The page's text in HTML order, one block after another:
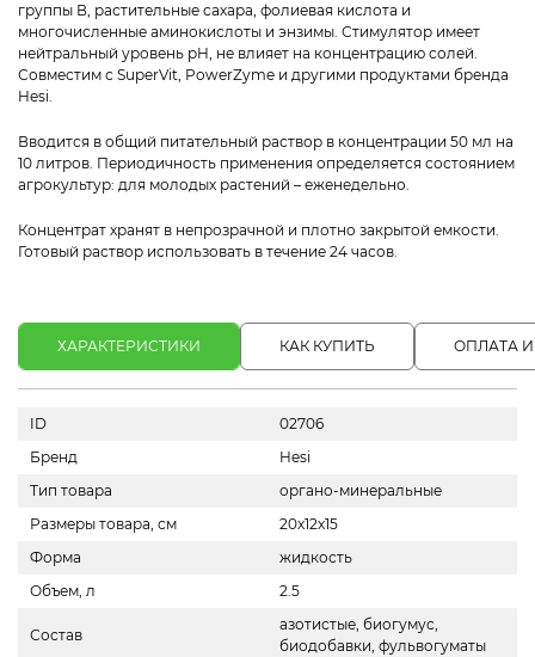
группы В, растительные сахара, фолиевая кислота и
многочисленные аминокислоты и энзимы. Стимулятор имеет
нейтральный уровень pH, не влияет на концентрацию солей.
Совместим с SuperVit, PowerZyme и другими продуктами бренда
Hesi.
Вводится в общий питательный раствор в концентрации 50 мл на
10 литров. Периодичность применения определяется состоянием
агрокультур: для молодых растений – еженедельно.
Концентрат хранят в непрозрачной и плотно закрытой емкости.
Готовый раствор использовать в течение 24 часов.
ХАРАКТЕРИСТИКИ КАК КУПИТЬ ОПЛАТА
ID
02706
Бренд
Hesi
Тип товара
органо-минеральные
Размеры товара, см
20x12x15
Форма
жидкость
Объем, л
2.5
Состав
азотистые, биогумус,
биодобавки, фульвогуматы